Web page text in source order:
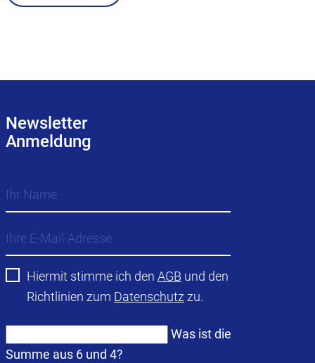
Newsletter
Anmeldung
Hiermit stimme ich den AGB und den
Richtlinien zum Datenschutz zu.
Was ist die
Summe aus 6 und 4?